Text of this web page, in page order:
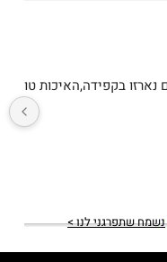
שירות אדיב ומקצועימגיע תוך יומיים לכל היותרבגדים
נשמח שתפרגני לנו >